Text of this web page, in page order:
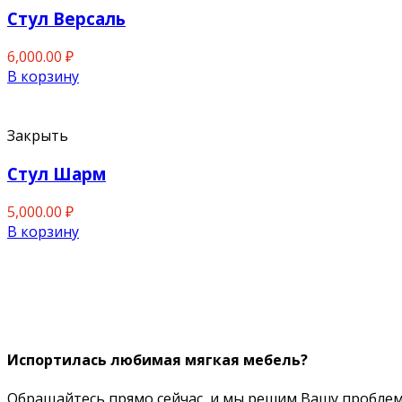
Стул Версаль
6,000.00 ₽
В корзину
Закрыть
Стул Шарм
5,000.00 ₽
В корзину
Испортилась любимая мягкая мебель?